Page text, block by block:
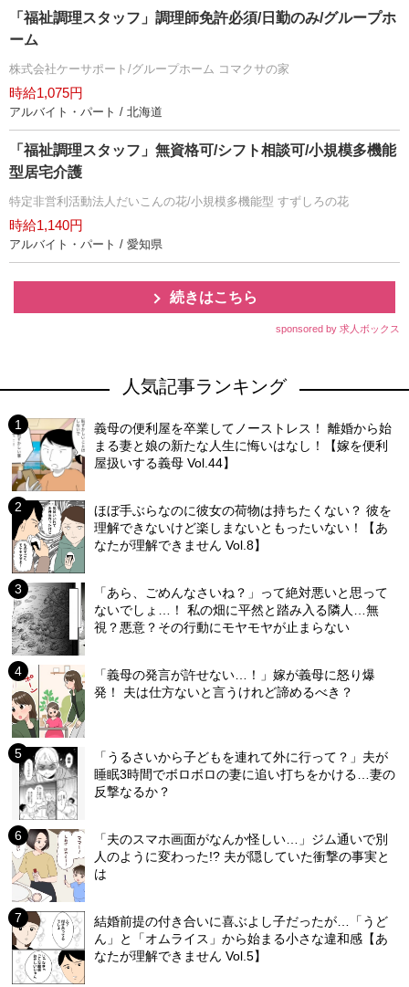
「福祉調理スタッフ」調理師免許必須/日勤のみ/グループホ
ーム
株式会社ケーサポート/グループホーム コマクサの家
時給1,075円
アルバイト・パート / 北海道
「福祉調理スタッフ」無資格可/シフト相談可/小規模多機能
型居宅介護
特定非営利活動法人だいこんの花/小規模多機能型 すずしろの花
時給1,140円
アルバイト・パート / 愛知県
続きはこちら
sponsored by 求人ボックス
人気記事ランキング
義母の便利屋を卒業してノーストレス！ 離婚から始
まる妻と娘の新たな人生に悔いはなし！【嫁を便利
屋扱いする義母 Vol.44】
ほぼ手ぶらなのに彼女の荷物は持ちたくない？ 彼を
理解できないけど楽しまないともったいない！【あ
なたが理解できません Vol.8】
「あら、ごめんなさいね？」って絶対悪いと思って
ないでしょ…！ 私の畑に平然と踏み入る隣人…無
視？悪意？その行動にモヤモヤが止まらない
「義母の発言が許せない…！」嫁が義母に怒り爆
発！ 夫は仕方ないと言うけれど諦めるべき？
「うるさいから子どもを連れて外に行って？」夫が
睡眠3時間でボロボロの妻に追い打ちをかける…妻の
反撃なるか？
「夫のスマホ画面がなんか怪しい…」ジム通いで別
人のように変わった!? 夫が隠していた衝撃の事実と
は
結婚前提の付き合いに喜ぶよし子だったが…「うど
ん」と「オムライス」から始まる小さな違和感【あ
なたが理解できません Vol.5】